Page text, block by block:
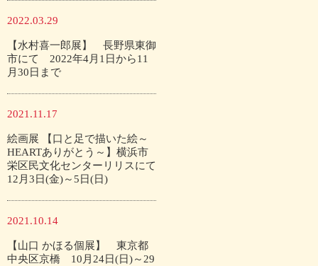
2022.03.29
【水村喜一郎展】 長野県東御
市にて 2022年4月1日から11
月30日まで
2021.11.17
絵画展 【口と足で描いた絵～
HEARTありがとう～】横浜市
栄区民文化センターリリスにて
12月3日(金)～5日(日)
2021.10.14
【山口 かほる個展】 東京都
中央区京橋 10月24日(日)～29